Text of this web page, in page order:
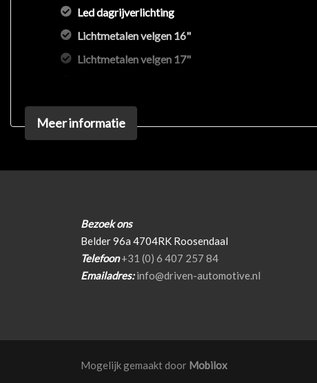
Led dagrijverlichting
Lichtmetalen velgen 16"
Lichtmetalen velgen 17"
Parkeersensor voor en achter
Ruitensproeiers/wisserbladen verwarmbaar
Meer informatie
Bezoek ons
Belder 96a 4704RK Roosendaal
Telefoon+31 (0) 6 407 257 84
Emailadres:info@driven-automotive.nl
Mogelijk gemaakt door Mobilox